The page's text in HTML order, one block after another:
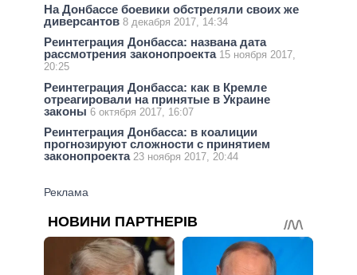
На Донбассе боевики обстреляли своих же
диверсантов 8 декабря 2017, 14:34
Реинтеграция Донбасса: названа дата
рассмотрения законопроекта 15 ноября 2017,
20:25
Реинтеграция Донбасса: как в Кремле
отреагировали на принятые в Украине
законы 6 октября 2017, 16:07
Реинтеграция Донбасса: в коалиции
прогнозируют сложности с принятием
законопроекта 23 ноября 2017, 20:44